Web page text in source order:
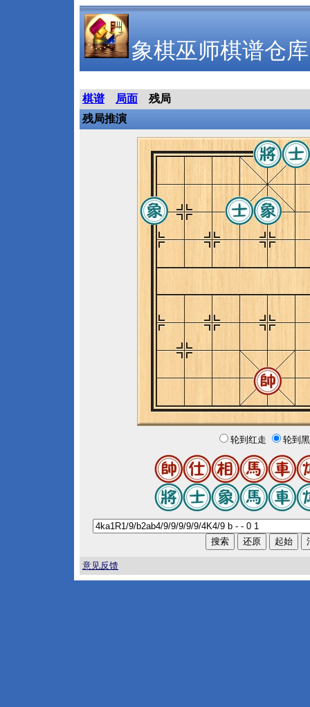
象棋巫师棋谱仓库
棋谱 局面
残局
残局推演
轮到红走 轮到
意见反馈